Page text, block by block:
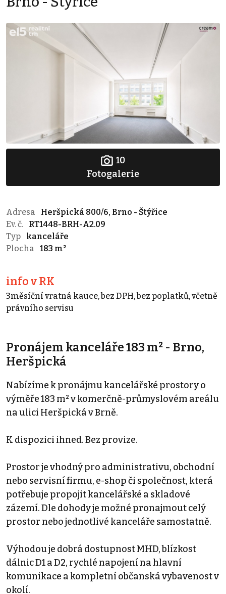
10
Fotogalerie
Adresa
Heršpická 800/6, Brno - Štýřice
Ev. č.
RT1448-BRH-A2.09
Typ
kanceláře
Plocha
183 m²
info v RK
3měsíční vratná kauce, bez DPH, bez poplatků, včetně
právního servisu
Pronájem kanceláře 183 m² - Brno,
Heršpická
Nabízíme k pronájmu kancelářské prostory o
výměře 183 m² v komerčně-průmyslovém areálu
na ulici Heršpická v Brně.
K dispozici ihned. Bez provize.
Prostor je vhodný pro administrativu, obchodní
nebo servisní firmu, e-shop či společnost, která
potřebuje propojit kancelářské a skladové
zázemí. Dle dohody je možné pronajmout celý
prostor nebo jednotlivé kanceláře samostatně.
Výhodou je dobrá dostupnost MHD, blízkost
dálnic D1 a D2, rychlé napojení na hlavní
komunikace a kompletní občanská vybavenost v
okolí.